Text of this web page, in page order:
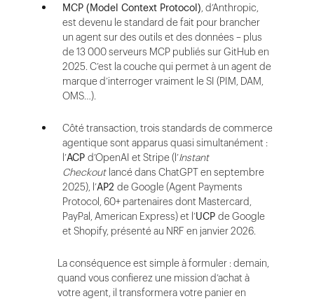
MCP (Model Context Protocol), d’Anthropic,
est devenu le standard de fait pour brancher
un agent sur des outils et des données – plus
de 13 000 serveurs MCP publiés sur GitHub en
2025. C’est la couche qui permet à un agent de
marque d’interroger vraiment le SI (PIM, DAM,
OMS…).
Côté transaction, trois standards de commerce
agentique sont apparus quasi simultanément :
l’ACP d’OpenAI et Stripe (l’Instant
Checkoutlancé dans ChatGPT en septembre
2025), l’AP2 de Google (Agent Payments
Protocol, 60+ partenaires dont Mastercard,
PayPal, American Express) et l’UCP de Google
et Shopify, présenté au NRF en janvier 2026.
La conséquence est simple à formuler : demain,
quand vous confierez une mission d’achat à
votre agent, il transformera votre panier en